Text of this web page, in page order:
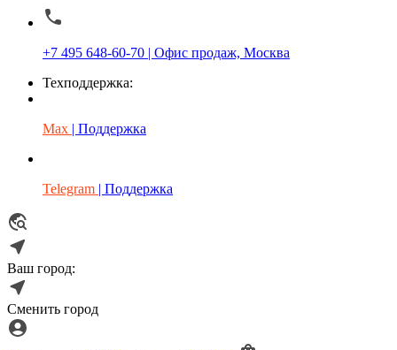
+7 495 648-60-70 | Офис продаж, Москва
Техподдержка:
Max | Поддержка
Telegram | Поддержка
Ваш город:
Сменить город